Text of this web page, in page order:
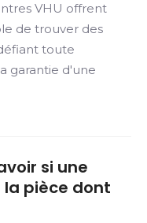
VHU offrent
de trouver des
toute
garantie d'une
si une
pièce dont